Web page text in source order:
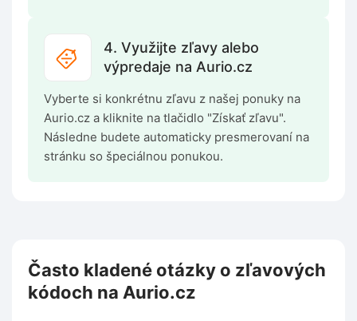
4. Využijte zľavy alebo
výpredaje na Aurio.cz
Vyberte si konkrétnu zľavu z našej ponuky na
Aurio.cz a kliknite na tlačidlo "Získať zľavu".
Následne budete automaticky presmerovaní na
stránku so špeciálnou ponukou.
Často kladené otázky o zľavových
kódoch na Aurio.cz